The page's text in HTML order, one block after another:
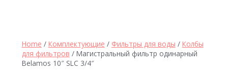
Home / Комплектующие / Фильтры для воды / Колбы
для фильтров / Магистральный фильтр одинарный
Belamos 10″ SLC 3/4″